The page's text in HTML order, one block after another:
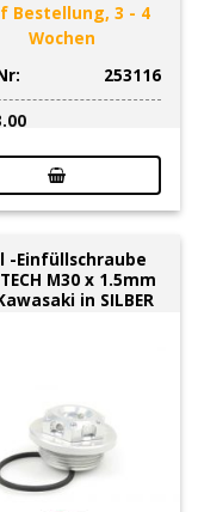
Bestellung, 3 - 4
Wochen
253116
-Einfüllschraube
M30 x 1.5mm
in SILBER